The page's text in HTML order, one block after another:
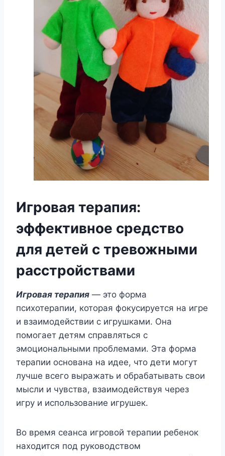
Игровая терапия:
эффективное средство
для детей с тревожными
расстройствами
Игровая терапия — это форма
психотерапии, которая фокусируется на игре
и взаимодействии с игрушками. Она
помогает детям справляться с
эмоциональными проблемами. Эта форма
терапии основана на идее, что дети могут
лучше всего выражать и обрабатывать свои
мысли и чувства, взаимодействуя через
игру и использование игрушек.
Во время сеанса игровой терапии ребенок
находится под руководством